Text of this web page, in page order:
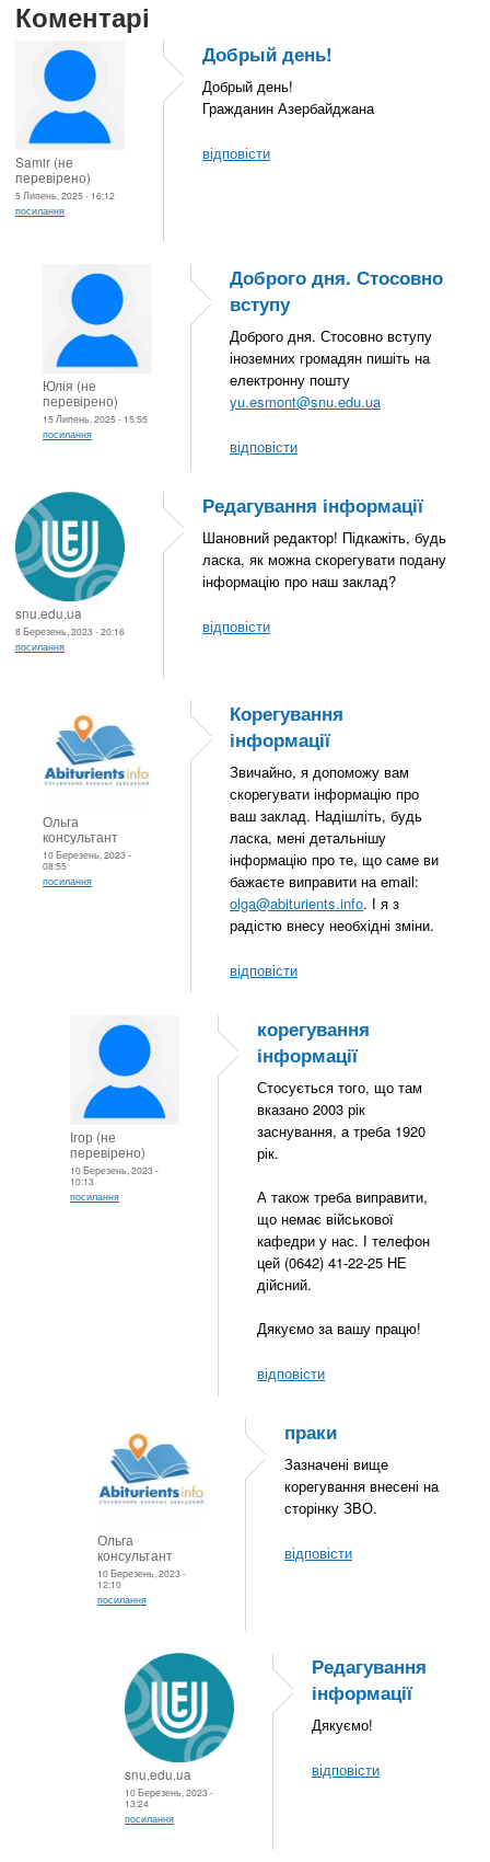
Коментарі
Samir (не
перевірено)
5 Липень, 2025 - 16:12
посилання
Добрый день!
Добрый день!
Гражданин Азербайджана
відповісти
Юлія (не
перевірено)
15 Липень, 2025 - 15:55
посилання
Доброго дня. Стосовно
вступу
Доброго дня. Стосовно вступу
іноземних громадян пишіть на
електронну пошту
yu.esmont@snu.edu.ua
відповісти
snu.edu.ua
8 Березень, 2023 - 20:16
посилання
Редагування інформації
Шановний редактор! Підкажіть, будь
ласка, як можна скорегувати подану
інформацію про наш заклад?
відповісти
Ольга
консультант
10 Березень, 2023 -
08:55
посилання
Корегування
інформації
Звичайно, я допоможу вам
скорегувати інформацію про
ваш заклад. Надішліть, будь
ласка, мені детальнішу
інформацію про те, що саме ви
бажаєте виправити на email:
olga@abiturients.info. І я з
радістю внесу необхідні зміни.
відповісти
Ігор (не
перевірено)
10 Березень, 2023 -
10:13
посилання
корегування
інформації
Стосується того, що там
вказано 2003 рік
заснування, а треба 1920
рік.
А також треба виправити,
що немає військової
кафедри у нас. І телефон
цей (0642) 41-22-25 НЕ
дійсний.
Дякуємо за вашу працю!
відповісти
Ольга
консультант
10 Березень, 2023 -
12:10
посилання
праки
Зазначені вище
корегування внесені на
сторінку ЗВО.
відповісти
snu.edu.ua
10 Березень, 2023 -
13:24
посилання
Редагування
інформації
Дякуємо!
відповісти